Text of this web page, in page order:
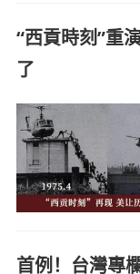
“西貢時刻”重
了
首例！台灣專